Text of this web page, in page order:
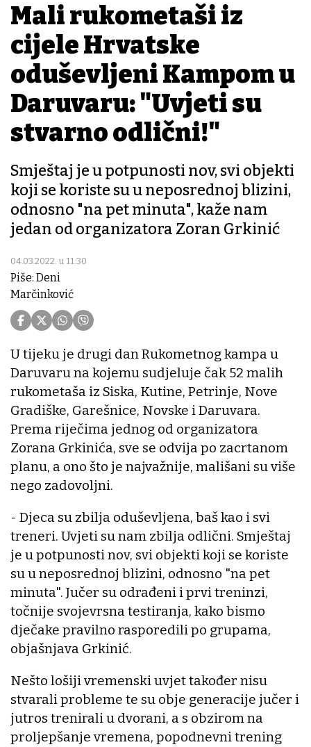
Mali rukometaši iz
cijele Hrvatske
oduševljeni Kampom u
Daruvaru: "Uvjeti su
stvarno odlični!"
Smještaj je u potpunosti nov, svi objekti
koji se koriste su u neposrednoj blizini,
odnosno "na pet minuta", kaže nam
jedan od organizatora Zoran Grkinić
04.03.2022. u 11:30
Piše: Deni
Marčinković
U tijeku je drugi dan Rukometnog kampa u
Daruvaru na kojemu sudjeluje čak 52 malih
rukometaša iz Siska, Kutine, Petrinje, Nove
Gradiške, Garešnice, Novske i Daruvara.
Prema riječima jednog od organizatora
Zorana Grkinića, sve se odvija po zacrtanom
planu, a ono što je najvažnije, mališani su više
nego zadovoljni.
- Djeca su zbilja oduševljena, baš kao i svi
treneri. Uvjeti su nam zbilja odlični. Smještaj
je u potpunosti nov, svi objekti koji se koriste
su u neposrednoj blizini, odnosno "na pet
minuta". Jučer su odrađeni i prvi treninzi,
točnije svojevrsna testiranja, kako bismo
dječake pravilno rasporedili po grupama,
objašnjava Grkinić.
Nešto lošiji vremenski uvjet također nisu
stvarali probleme te su obje generacije jučer i
jutros trenirali u dvorani, a s obzirom na
proljepšanje vremena, popodnevni trening